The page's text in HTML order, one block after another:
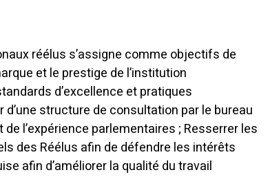
réélus s’assigne comme objectifs de
et le prestige de l’institution
d’excellence et pratiques
structure de consultation par le bureau
l’expérience parlementaires ; Resserrer les
des Réélus afin de défendre les intérêts
afin d’améliorer la qualité du travail